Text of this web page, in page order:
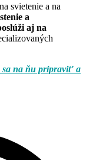
svietenie a na
a
aj na
sa na ňu pripraviť a